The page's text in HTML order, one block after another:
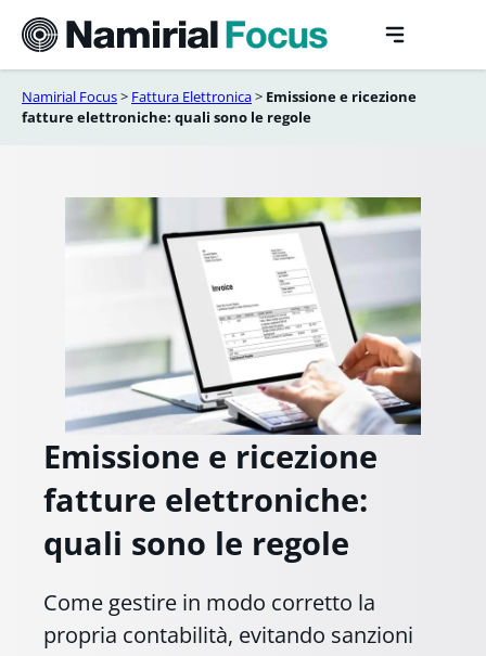
contenuto
Namirial Focus> Fattura Elettronica> Emissione e ricezione
fatture elettroniche: quali sono le regole
Emissione e ricezione
fatture elettroniche:
quali sono le regole
Come gestire in modo corretto la
propria contabilità, evitando sanzioni